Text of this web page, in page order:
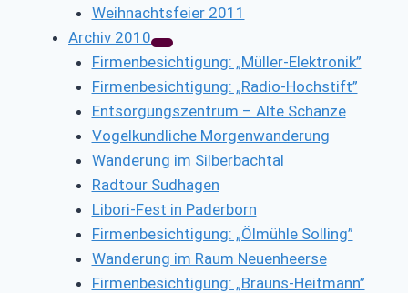
Weihnachtsfeier 2011
Archiv 2010
Firmenbesichtigung: „Müller-Elektronik”
Firmenbesichtigung: „Radio-Hochstift”
Entsorgungszentrum – Alte Schanze
Vogelkundliche Morgenwanderung
Wanderung im Silberbachtal
Radtour Sudhagen
Libori-Fest in Paderborn
Firmenbesichtigung: „Ölmühle Solling”
Wanderung im Raum Neuenheerse
Firmenbesichtigung: „Brauns-Heitmann”